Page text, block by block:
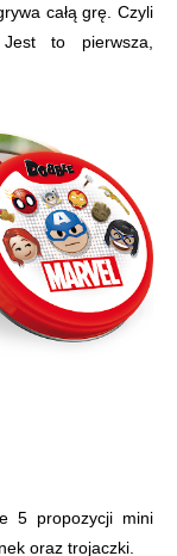
całą grę. Czyli
to pierwsza,
5 propozycji mini
oraz trojaczki.